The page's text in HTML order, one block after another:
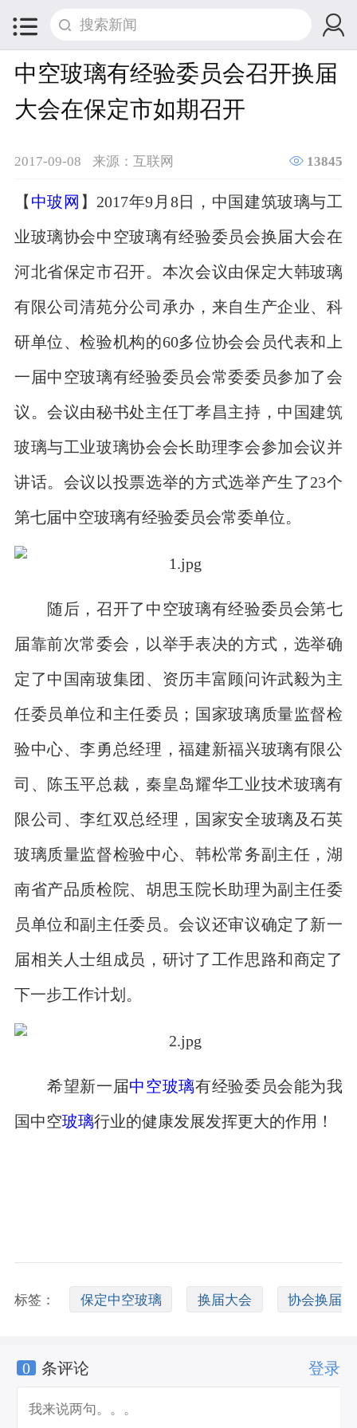
 
中空玻璃有经验委员会召开换届
大会在保定市如期召开
2017-09-08 来源：互联网  13845
【 中玻网 】2017年9月8日，中国建筑玻璃与工
业玻璃协会中空玻璃有经验委员会换届大会在
河北省保定市召开。本次会议由保定大韩玻璃
有限公司清苑分公司承办，来自生产企业、科
研单位、检验机构的60多位协会会员代表和上
一届中空玻璃有经验委员会常委委员参加了会
议。会议由秘书处主任丁孝昌主持，中国建筑
玻璃与工业玻璃协会会长助理李会参加会议并
讲话。会议以投票选举的方式选举产生了23个
第七届中空玻璃有经验委员会常委单位。
随后，召开了中空玻璃有经验委员会第七
届靠前次常委会，以举手表决的方式，选举确
定了中国南玻集团、资历丰富顾问许武毅为主
任委员单位和主任委员；国家玻璃质量监督检
验中心、李勇总经理，福建新福兴玻璃有限公
司、陈玉平总裁，秦皇岛耀华工业技术玻璃有
限公司、李红双总经理，国家安全玻璃及石英
玻璃质量监督检验中心、韩松常务副主任，湖
南省产品质检院、胡思玉院长助理为副主任委
员单位和副主任委员。会议还审议确定了新一
届相关人士组成员，研讨了工作思路和商定了
下一步工作计划。
希望新一届中空玻璃有经验委员会能为我
国中空玻璃行业的健康发展发挥更大的作用！
标签： 保定中空玻璃 换届大会 协会换届
大会会议记录
0 条评论 登录